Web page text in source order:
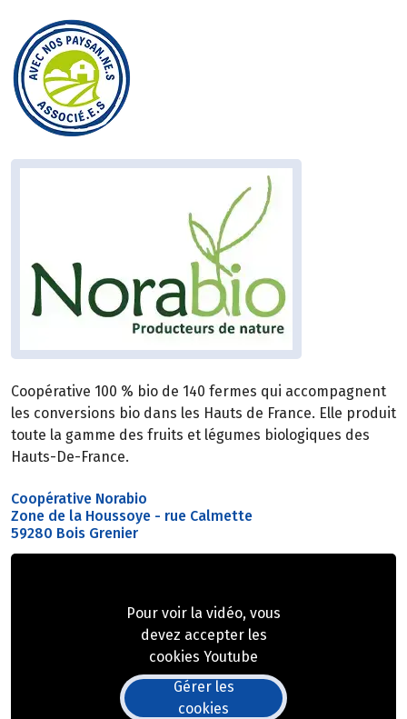
Coopérative 100 % bio de 140 fermes qui accompagnent
les conversions bio dans les Hauts de France. Elle produit
toute la gamme des fruits et légumes biologiques des
Hauts-De-France.
Coopérative Norabio
Zone de la Houssoye - rue Calmette
59280 Bois Grenier
Pour voir la vidéo, vous
devez accepter les
cookies Youtube
Gérer les
cookies